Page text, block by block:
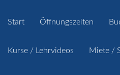
Start Öffnungszeiten
Kurse / Lehrvideos Miete /